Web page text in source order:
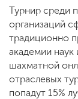
Турнир среди
организаций
традиционно
академии
шахматной
отраслевых
попадут 15%